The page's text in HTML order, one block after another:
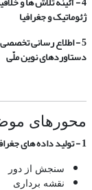
ژئوماتیک و جغرافیا
5 - اطلاع رسانی
دستاوردهای نوین ملّی
محورهای
1 - تولید داده های جغرافیایی؛
سنجش از دور
نقشه برداری